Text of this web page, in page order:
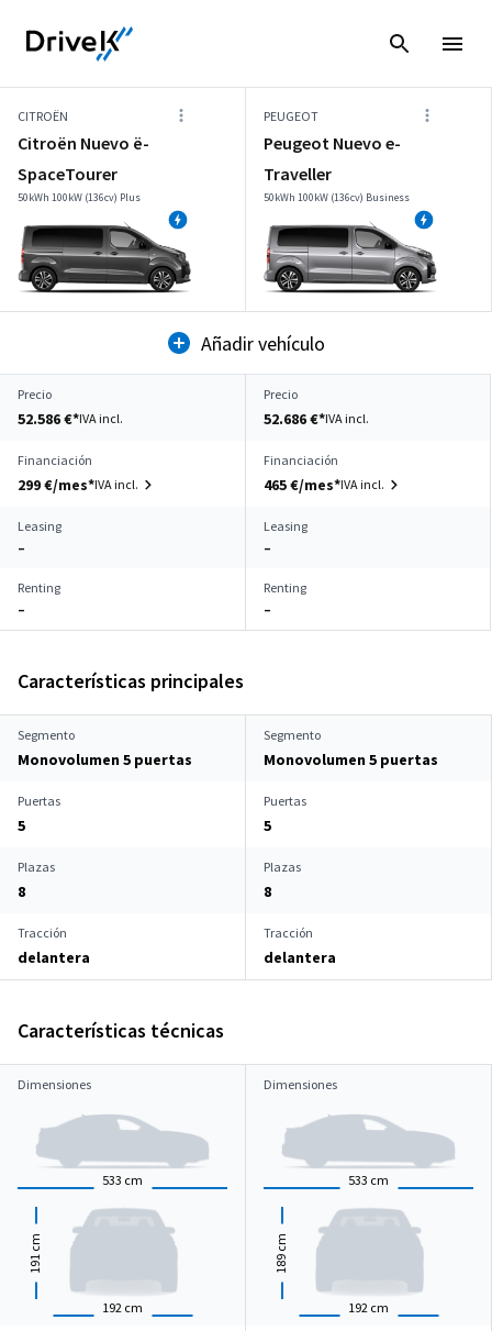
CITROËN
Citroën Nuevo ë-
SpaceTourer
50kWh 100kW (136cv) Plus
PEUGEOT
Peugeot Nuevo e-
Traveller
50kWh 100kW (136cv) Business
Añadir vehículo
Precio
52.586 €*IVA incl.
Precio
52.686 €*IVA incl.
Financiación
299 €/mes*IVA incl.
Financiación
465 €/mes*IVA incl.
Leasing
–
Leasing
–
Renting
–
Renting
–
Características principales
Segmento
Monovolumen 5 puertas
Segmento
Monovolumen 5 puertas
Puertas
5
Puertas
5
Plazas
8
Plazas
8
Tracción
delantera
Tracción
delantera
Características técnicas
Dimensiones
533 cm
192 cm
191
cm
Dimensiones
533 cm
192 cm
189
cm